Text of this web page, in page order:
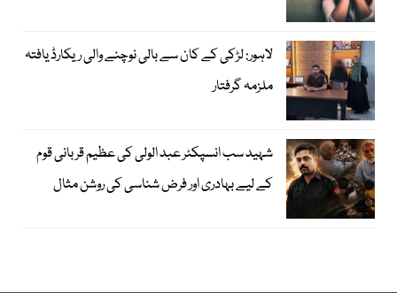
لاہور: لڑکی کے کان سے بالی نوچنے والی ریکارڈ یافتہ
ملزمہ گرفتار
شہید سب انسپکٹر عبد الولی کی عظیم قربانی قوم
کے لیے بہادری اور فرض شناسی کی روشن مثال